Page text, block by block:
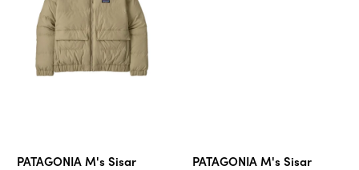
PATAGONIA M's Sisar
PATAGONIA M's Sisar